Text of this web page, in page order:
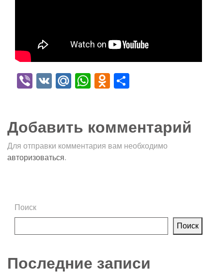
Viber
VK Mail.Ru
WhatsApp
Odnoklassniki
Добавить комментарий
Для отправки комментария вам необходимо
авторизоваться.
Поиск
Поиск
Последние записи